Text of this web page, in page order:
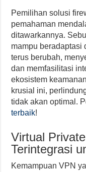
Pemilihan solusi
pemahaman
ditawarkannya.
mampu beradaptasi
terus berubah,
dan memfasilitasi
ekosistem
krusial ini,
tidak akan optimal.
terbaik!
Virtual
Terintegrasi
Kemampuan VPN